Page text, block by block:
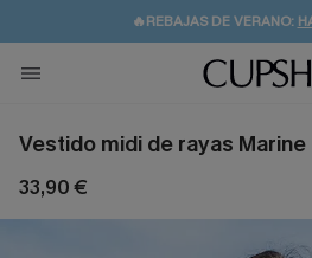
👒PROMOCIÓN DE VERANO:-
💌¡SUSCRIBIRSE & GANAR
🚚ENVÍO GRATUITO A
Vestido midi de rayas Marine
33,90 €